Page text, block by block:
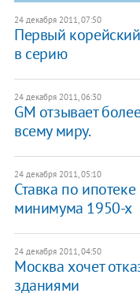
24 декабря 2011, 07:50
Первый
в серию
24 декабря 2011, 06:30
GM отзывает
всему миру.
24 декабря 2011, 05:10
Ставка по
минимума 1950-х
24 декабря 2011, 04:50
Москва хочет
зданиями